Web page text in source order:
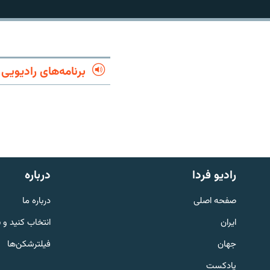
English
به ما بپیوندید
برنامه‌های رادیویی
رادیو فردا
صفحه اصلی
ایران
جهان
پادکست
درباره
درباره ما
انتخاب کنید
فیلترشکن‌ها